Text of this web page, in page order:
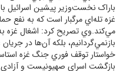
باراک نخست‌وزير پيشين اسرائيل
غزه تله‌اي مرگبار است که به نفع
مي‌کند.وي تصريح کرد: اشغال غزه
بازنمي‌گردانيم، بلکه آن‌ها در
خواستار توقف فوري جنگ غزه
بازگشت اسراي صهيونيست و آزادي